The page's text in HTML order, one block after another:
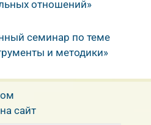
отношений»
семинар по теме
и методики»
сайт